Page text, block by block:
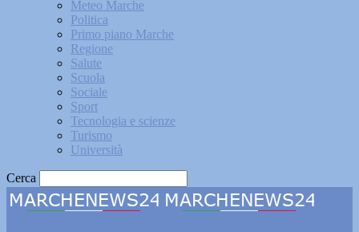
Meteo Marche
Politica
Primo piano Marche
Regione
Salute
Scuola
Sociale
Sport
Tecnologia e scienze
Turismo
Università
Cerca